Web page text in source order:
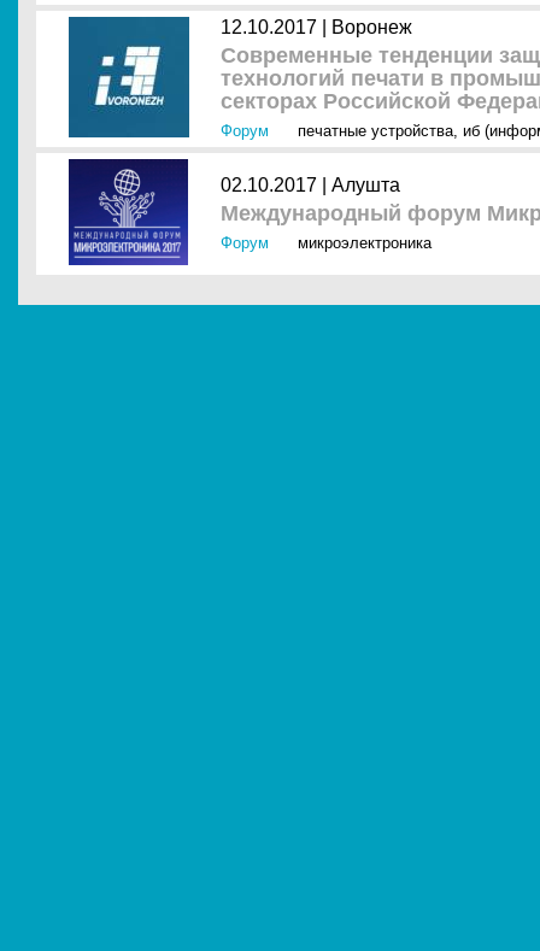
12.10.2017 | Воронеж
Современные тенденции
технологий печати в
секторах Российской
Форум печатные устройства, иб
02.10.2017 | Алушта
Международный форум
Форум микроэлектроника